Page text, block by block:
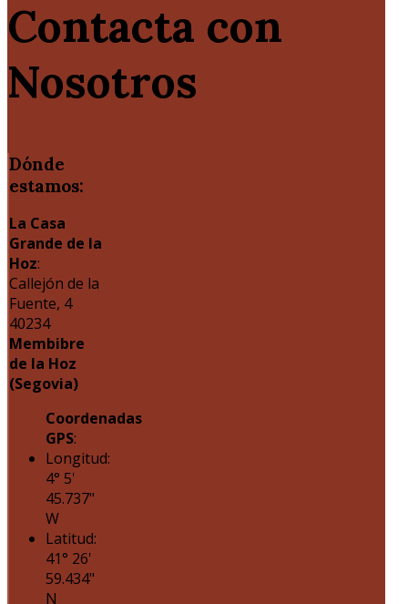
Contacta con
Nosotros
Dónde
estamos:
La Casa
Grande de la
Hoz:
Callejón de la
Fuente, 4
40234
Membibre
de la Hoz
(Segovia)
Coordenadas
GPS:
Longitud:
4° 5'
45.737"
W
Latitud:
41° 26'
59.434"
N